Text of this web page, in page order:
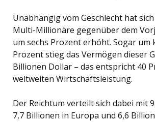
Unabhängig vom Geschlecht hat
Multi-Millionäre gegenüber dem
um sechs Prozent erhöht. Sogar um
Prozent stieg das Vermögen dieser
Billionen Dollar – das entspricht 40
weltweiten Wirtschaftsleistung.
Der Reichtum verteilt sich dabei mit
7,7 Billionen in Europa und 6,6